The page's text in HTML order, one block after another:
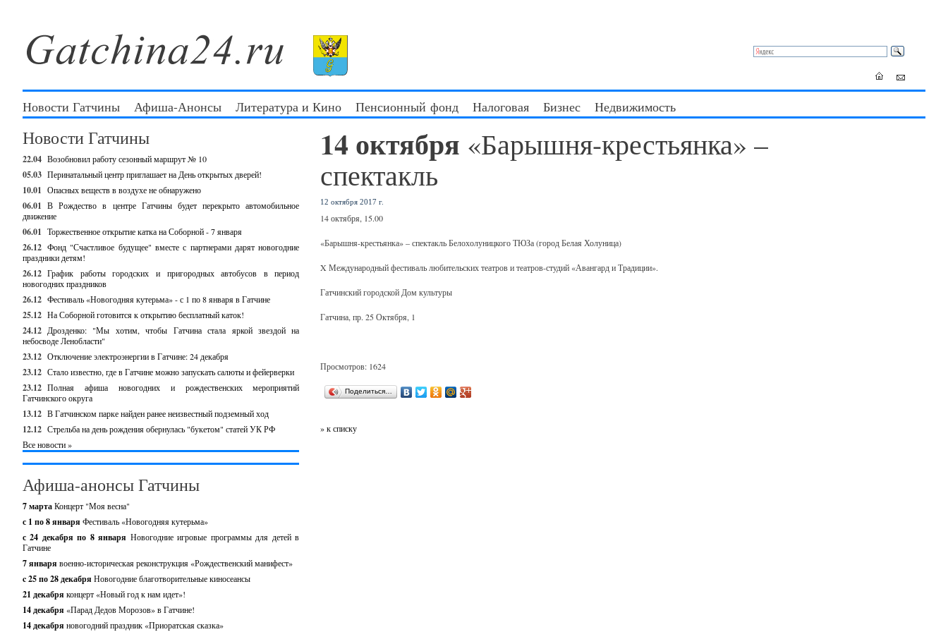
Новости Гатчины Афиша-Анонсы Литература и Кино Пенсионный фонд Налоговая Бизнес Недвижимость
Новости Гатчины
22.04 Возобновил работу сезонный маршрут № 10
05.03 Перинатальный центр приглашает на День открытых дверей!
10.01 Опасных веществ в воздухе не обнаружено
06.01 В Рождество в центре Гатчины будет перекрыто автомобильное
движение
06.01 Торжественное открытие катка на Соборной - 7 января
26.12 Фонд "Счастливое будущее" вместе с партнерами дарят новогодние
праздники детям!
26.12 График работы городских и пригородных автобусов в период
новогодних праздников
26.12 Фестиваль «Новогодняя кутерьма» - с 1 по 8 января в Гатчине
25.12 На Соборной готовится к открытию бесплатный каток!
24.12 Дрозденко: "Мы хотим, чтобы Гатчина стала яркой звездой на
небосводе Ленобласти"
23.12 Отключение электроэнергии в Гатчине: 24 декабря
23.12 Стало известно, где в Гатчине можно запускать салюты и фейерверки
23.12 Полная афиша новогодних и рождественских мероприятий
Гатчинского округа
13.12 В Гатчинском парке найден ранее неизвестный подземный ход
12.12 Стрельба на день рождения обернулась "букетом" статей УК РФ
Все новости »
Афиша-анонсы Гатчины
7 мартаКонцерт "Моя весна"
с 1 по 8 января Фестиваль «Новогодняя кутерьма»
с 24 декабря по 8 января Новогодние игровые программы для детей в
Гатчине
7 января военно-историческая реконструкция «Рождественский манифест»
c 25 по 28 декабря Новогодние благотворительные киносеансы
21 декабря концерт «Новый год к нам идет»!
14 декабря «Парад Дедов Морозов» в Гатчине!
14 декабря новогодний праздник «Приоратская сказка»
14 октября «Барышня-крестьянка» –
спектакль
12 октября 2017 г.
14 октября, 15.00
«Барышня-крестьянка» – спектакль Белохолуницкого ТЮЗа (город Белая Холуница)
X Международный фестиваль любительских театров и театров-студий «Авангард и Традиции».
Гатчинский городской Дом культуры
Гатчина, пр. 25 Октября, 1
Просмотров: 1624
Поделиться…
» к списку